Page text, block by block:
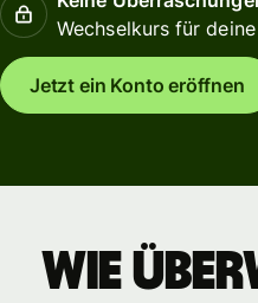
Wechselkurs für
Jetzt ein Konto eröffnen
Wie